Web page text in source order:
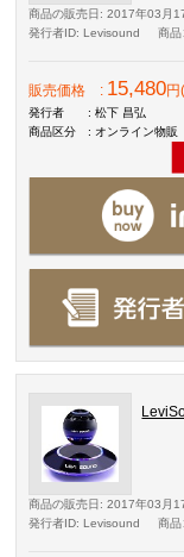
商品の販売日 : 2017年03月
発行者ID: Levisound 商品
販売価格 : 15,480
発行者
: 松下 昌弘
商品区分
: オンライン物販
商品の販売日 : 2017年03月
発行者ID: Levisound 商品